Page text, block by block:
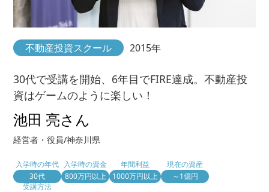
不動産投資スクール 2015年
30代で受講を開始、6年目でFIRE達成。不動産投
資はゲームのように楽しい！
池田 亮さん
経営者・役員/神奈川県
入学時の年代
30代
入学時の資金
800万円以上
年間利益
1000万円以上
現在の資産
～1億円
受講方法